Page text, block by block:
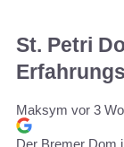
St. Petri
Maksym vor 3
Der Bremer Dom